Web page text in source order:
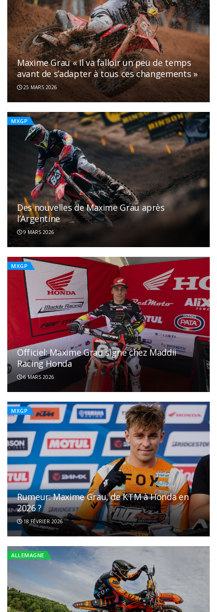
Maxime Grau « Il va falloir un peu de temps
avant de s’adapter à tous ces changements »
25 MARS 2026
MXGP
Des nouvelles de Maxime Grau après
l’Argentine
9 MARS 2026
MXGP
Officiel: Maxime Grau signe chez Maddii
Racing Honda
6 MARS 2026
MXGP
Rumeur: Maxime Grau, de KTM à Honda en
2026 ?
18 FÉVRIER 2026
ALLEMAGNE